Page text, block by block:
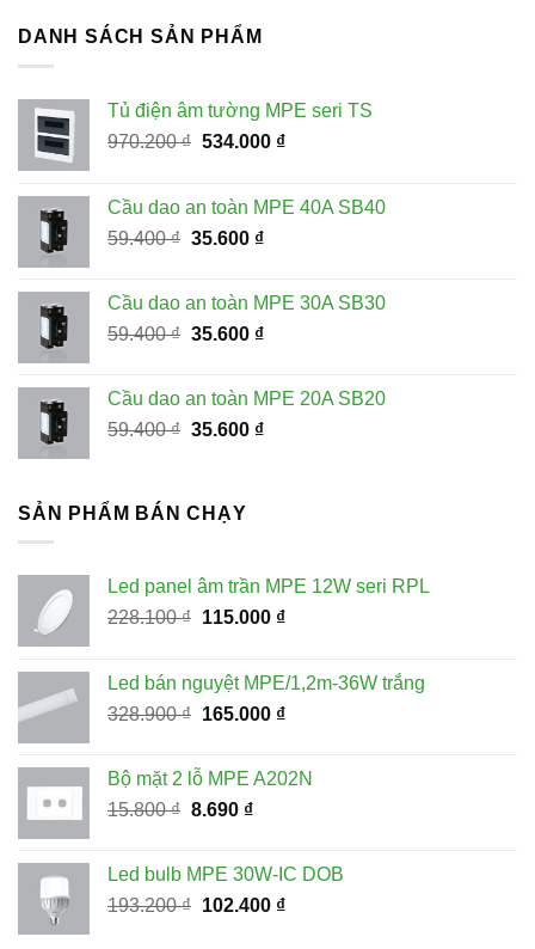
DANH SÁCH SẢN PHẨM
Tủ điện âm tường MPE seri TS
970.200₫ Giá
970.200 ₫.
534.000 ₫Giá
là:
Cầu dao an toàn MPE 40A SB40
59.400₫ Giá
59.400 ₫.
35.600 ₫Giá
là:
35.600 ₫.
Cầu dao an toàn MPE 30A SB30
59.400₫ Giá
59.400 ₫.
35.600 ₫Giá
là:
35.600 ₫.
Cầu dao an toàn MPE 20A SB20
59.400₫ Giá
59.400 ₫.
35.600 ₫Giá
SẢN PHẨM BÁN CHẠY
Led panel âm trần MPE 12W seri RPL
228.100₫ Giá
228.100 ₫.
115.000 ₫Giá
là:
115.000 ₫.
Led bán nguyệt MPE/1,2m-36W trắng
328.900₫ Giá
là:
328.900 ₫.
165.000 ₫Giá
là:
Bộ mặt 2 lỗ MPE A202N
15.800₫ Giá
15.800 ₫.
8.690 ₫Giá
là:
8.690 ₫.
Led bulb MPE 30W-IC DOB
193.200₫ Giá
102.400 ₫Giá